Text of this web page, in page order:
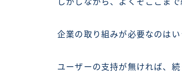
企業の取り組みが必要なのはい
ユーザーの支持が無ければ、続